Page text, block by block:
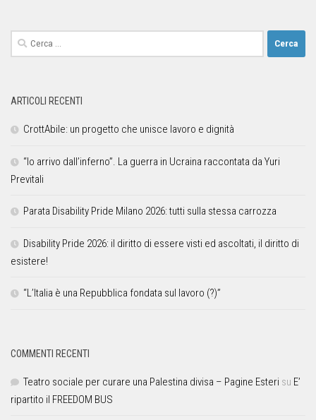
ARTICOLI RECENTI
CrottAbile: un progetto che unisce lavoro e dignità
“Io arrivo dall’inferno”. La guerra in Ucraina raccontata da Yuri
Previtali
Parata Disability Pride Milano 2026: tutti sulla stessa carrozza
Disability Pride 2026: il diritto di essere visti ed ascoltati, il diritto di
esistere!
“L’Italia è una Repubblica fondata sul lavoro (?)”
COMMENTI RECENTI
Teatro sociale per curare una Palestina divisa – Pagine Esteri su E’
ripartito il FREEDOM BUS